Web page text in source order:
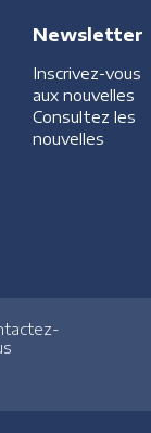
Newsletter
Inscrivez-vous
aux nouvelles
Consultez les
nouvelles